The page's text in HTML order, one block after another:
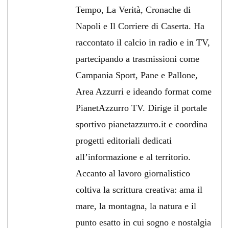
Tempo, La Verità, Cronache di
Napoli e Il Corriere di Caserta. Ha
raccontato il calcio in radio e in TV,
partecipando a trasmissioni come
Campania Sport, Pane e Pallone,
Area Azzurri e ideando format come
PianetAzzurro TV. Dirige il portale
sportivo pianetazzurro.it e coordina
progetti editoriali dedicati
all’informazione e al territorio.
Accanto al lavoro giornalistico
coltiva la scrittura creativa: ama il
mare, la montagna, la natura e il
punto esatto in cui sogno e nostalgia